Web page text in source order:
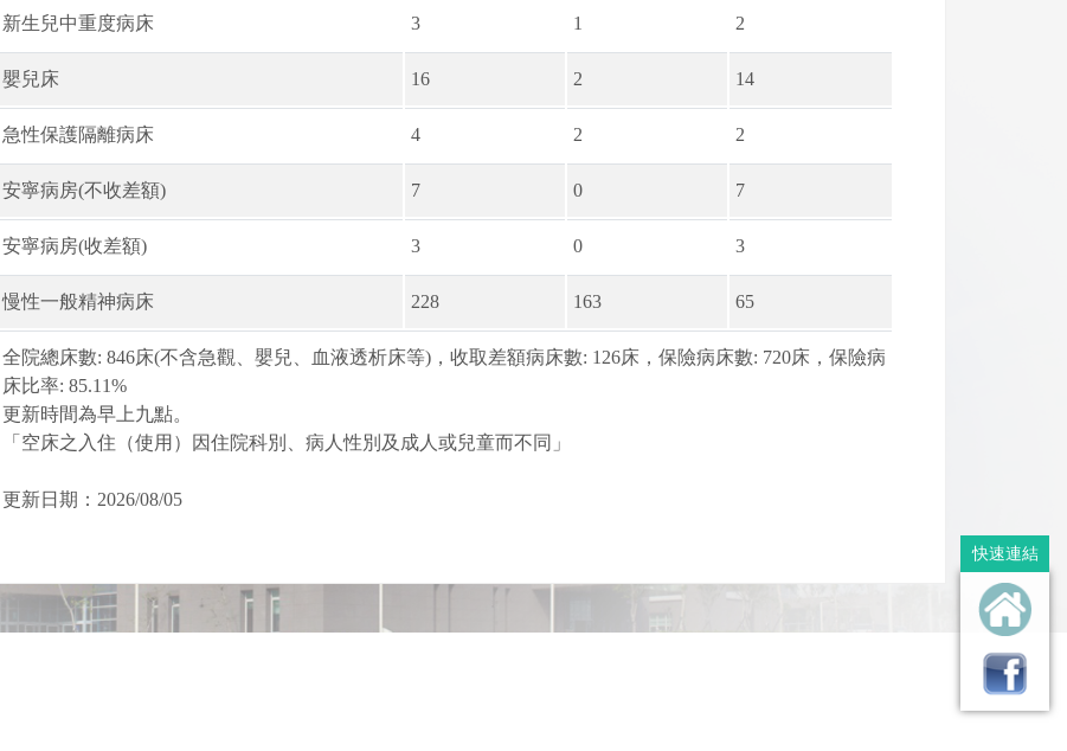
新生兒中重度病床 3 1 2
嬰兒床 16 2 14
急性保護隔離病床 4 2 2
安寧病房(不收差額) 7 0 7
安寧病房(收差額) 3 0 3
慢性一般精神病床 228 163 65
全院總床數: 846床(不含急觀、嬰兒、血液透析床等)，收取差額病床數: 126床，保險病床數: 720床，保險病
床比率: 85.11%
更新時間為早上九點。
「空床之入住（使用）因住院科別、病人性別及成人或兒童而不同」
更新日期：2026/08/05
快速連結